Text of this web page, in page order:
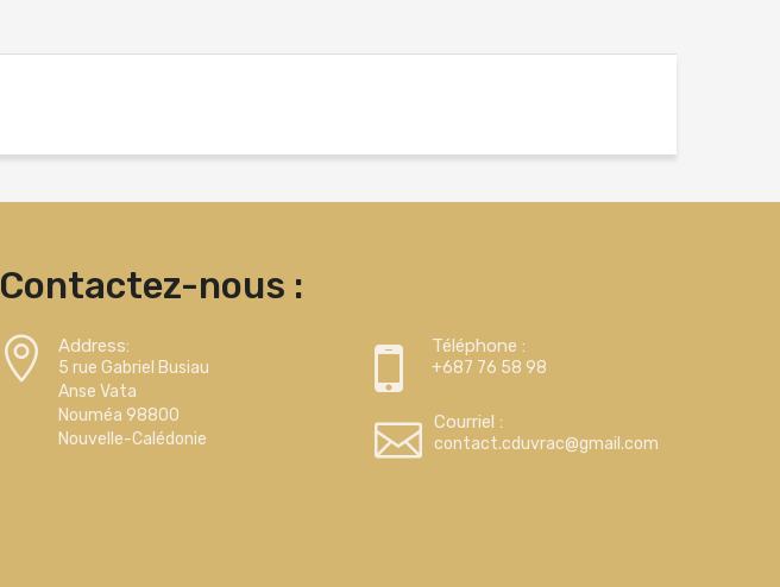
Contactez-nous :
Address:
5 rue Gabriel Busiau
Anse Vata
Nouméa 98800
Nouvelle-Calédonie
Téléphone :
+687 76 58 98
Courriel :
contact.cduvrac@gmail.com